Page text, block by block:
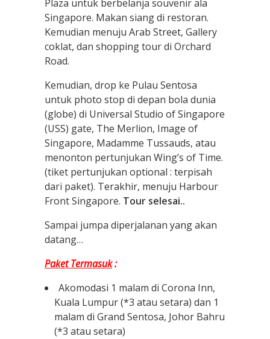
Plaza untuk berbelanja souvenir ala
Singapore. Makan siang di restoran.
Kemudian menuju Arab Street, Gallery
coklat, dan shopping tour di Orchard
Road.
Kemudian, drop ke Pulau Sentosa
untuk photo stop di depan bola dunia
(globe) di Universal Studio of Singapore
(USS) gate, The Merlion, Image of
Singapore, Madamme Tussauds, atau
menonton pertunjukan Wing’s of Time.
(tiket pertunjukan optional : terpisah
dari paket). Terakhir, menuju Harbour
Front Singapore. Tour selesai..
Sampai jumpa diperjalanan yang akan
datang…
Paket Termasuk:
Akomodasi 1 malam di Corona Inn,
Kuala Lumpur (*3 atau setara) dan 1
malam di Grand Sentosa, Johor Bahru
(*3 atau setara)